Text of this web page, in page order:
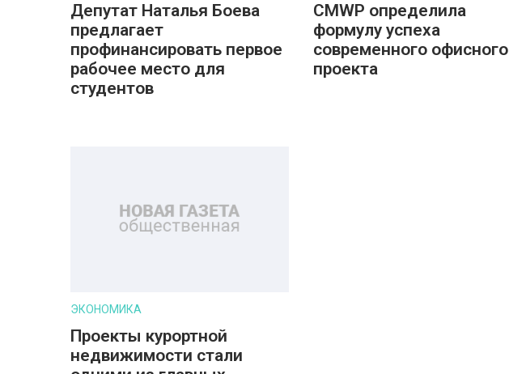
Депутат Наталья Боева
предлагает
профинансировать первое
рабочее место для
студентов
CMWP определила
формулу успеха
современного офисного
проекта
ЭКОНОМИКА
Проекты курортной
недвижимости стали